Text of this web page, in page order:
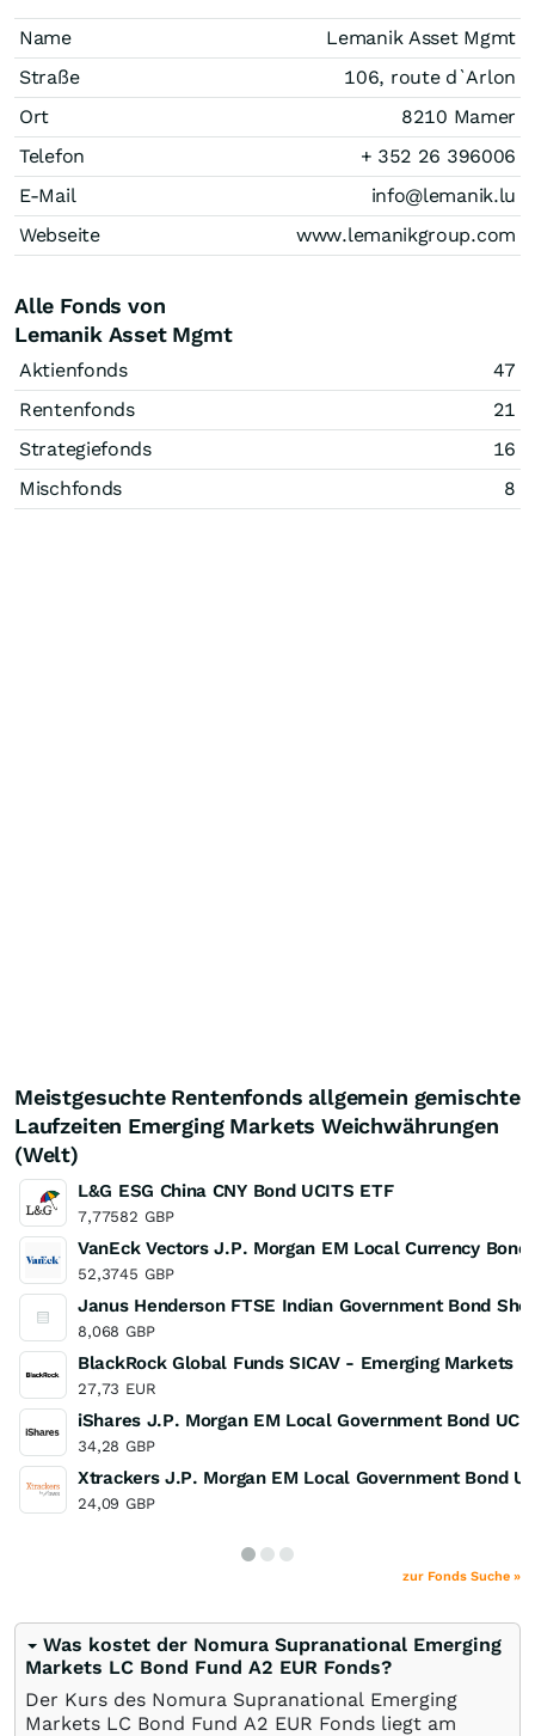
Name
Lemanik Asset Mgmt
Straße
106, route d`Arlon
Ort
8210 Mamer
Telefon
+ 352 26 396006
E-Mail
info@lemanik.lu
Webseite
www.lemanikgroup.com
Alle Fonds von
Lemanik Asset Mgmt
Aktienfonds
47
Rentenfonds
21
Strategiefonds
16
Mischfonds
8
Meistgesuchte Rentenfonds allgemein gemischte
Laufzeiten Emerging Markets Weichwährungen
(Welt)
L&G ESG China CNY Bond UCITS ETF
7,77582 GBP
VanEck Vectors J.P. Morgan EM Local Currency Bond
52,3745 GBP
Janus Henderson FTSE Indian Government Bond
8,068 GBP
BlackRock Global Funds SICAV - Emerging Markets
27,73 EUR
iShares J.P. Morgan EM Local Government Bond
34,28 GBP
Xtrackers J.P. Morgan EM Local Government Bond
24,09 GBP
zur Fonds Suche »
Was kostet der Nomura Supranational Emerging
Markets LC Bond Fund A2 EUR Fonds?
Der Kurs des Nomura Supranational Emerging
Markets LC Bond Fund A2 EUR Fonds liegt am